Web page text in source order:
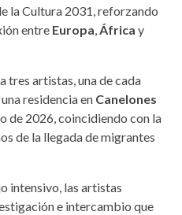
la Cultura 2031, reforzando
entre Europa,África y
tres artistas, una de cada
residencia en Canelones
de 2026, coincidiendo con la
de la llegada de migrantes
intensivo, las artistas
e intercambio que